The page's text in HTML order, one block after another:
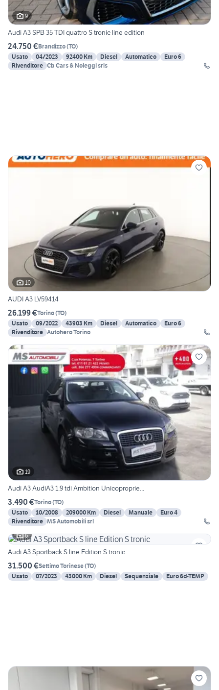
9
Audi A3 SPB 35 TDI quattro S tronic line edition
24.750 €Brandizzo(TO)
Usato
04/2023 92400 Km Diesel Automatico
Euro 6
Rivenditore Cb Cars & Noleggi srls
10
AUDI A3 LV59414
26.199 €Torino(TO)
Usato
09/2022 43903 Km Diesel Automatico
Euro 6
Rivenditore Autohero Torino
19
Audi A3 AudiA3 1.9 tdi Ambition Unicoproprie...
3.490 €Torino(TO)
Usato
10/2008 209000 Km Diesel Manuale
Euro 4
Rivenditore MS Automobili srl
6
Audi A3 Sportback S line Edition S tronic
31.500 €Settimo Torinese(TO)
Usato
07/2023 43000 Km Diesel Sequenziale Euro 6d-TEMP